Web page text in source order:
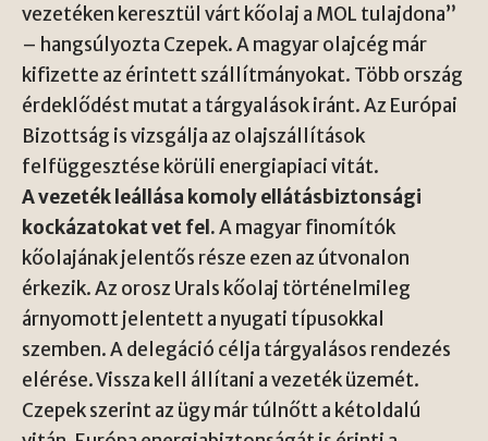
vezetéken keresztül várt kőolaj a MOL tulajdona”
– hangsúlyozta Czepek. A magyar olajcég már
kifizette az érintett szállítmányokat. Több ország
érdeklődést mutat a tárgyalások iránt. Az Európai
Bizottság is vizsgálja az olajszállítások
felfüggesztése körüli energiapiaci vitát.
A vezeték leállása komoly ellátásbiztonsági
kockázatokat vet fel.A magyar finomítók
kőolajának jelentős része ezen az útvonalon
érkezik. Az orosz Urals kőolaj történelmileg
árnyomott jelentett a nyugati típusokkal
szemben. A delegáció célja tárgyalásos rendezés
elérése. Vissza kell állítani a vezeték üzemét.
Czepek szerint az ügy már túlnőtt a kétoldalú